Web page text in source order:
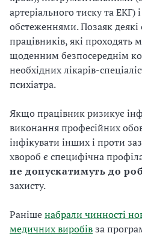
артеріального тиску та ЕКГ)
обстеженнями. Позаяк деякі
працівників, які проходять
щоденним безпосереднім
необхідних лікарів-
психіатра.
Якщо працівник ризикує
виконання професійних
інфікувати інших і проти
хвороб є специфічна
не допускатимуть до
захисту.
Ранішенабрали чинності
медичних виробівза